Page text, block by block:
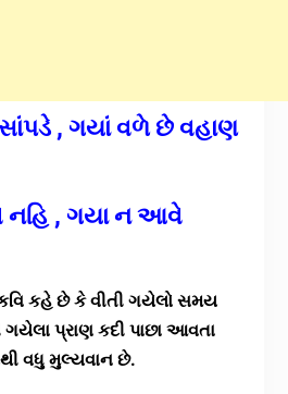
, ગયાં વળે છે વહાણ
, ગયા ન આવે
કહે છે કે વીતી ગયેલો સમય
પ્રાણ કદી પાછા આવતા
વધુ મુલ્યવાન છે.